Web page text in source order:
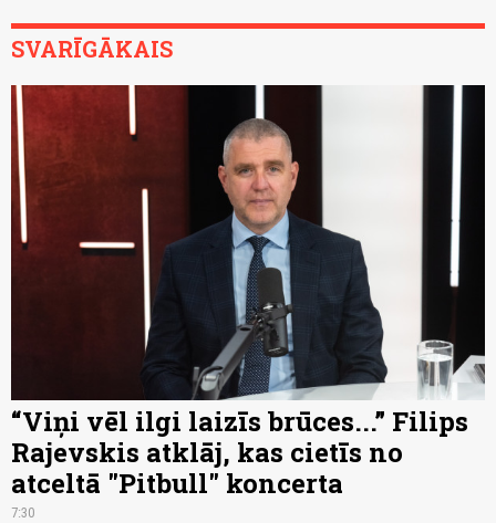
SVARĪGĀKAIS
“Viņi vēl ilgi laizīs brūces...” Filips
Rajevskis atklāj, kas cietīs no
atceltā "Pitbull" koncerta
7:30